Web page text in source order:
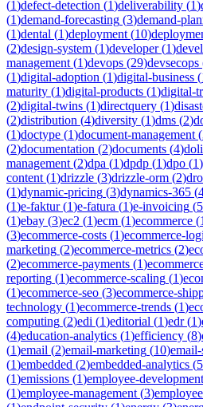
(1)defect-detection (1)deliverability (1)
(1)demand-forecasting (3)demand-
(1)dental (1)deployment (10)
(2)design-system (1)developer(1)
management (1)devops (29)devsecops
(1)digital-adoption (1)digital-business (
maturity (1)digital-products (1)digital-
(2)digital-twins (1)directquery (1)
(2)distribution (4)diversity (1)dms (2)
(1)doctype (1)document-management (
(2)documentation (2)documents (4)
management (2)dpa (1)dpdp (1)dpo (1)
content (1)drizzle (3)drizzle-orm (2)
(1)dynamic-pricing (3)dynamics-365 (
(1)e-faktur(1)e-fatura (1)e-invoicing (5
(1)ebay (3)ec2 (1)ecm (1)ecommerce (
(3)ecommerce-costs (1)ecommerce-
marketing (2)ecommerce-metrics (2)
(2)ecommerce-payments (1)
reporting (1)ecommerce-scaling (1)
(1)ecommerce-seo (3)ecommerce-
technology (1)ecommerce-trends (1)
computing (2)edi (1)editorial (1)edr(1)
(4)education-analytics (1)efficiency (8)
(1)email (2)email-marketing (10)email-
(1)embedded (2)embedded-analytics (5
(1)emissions (1)employee-development
(1)employee-management (3)